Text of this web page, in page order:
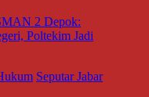
Seputar Jabar